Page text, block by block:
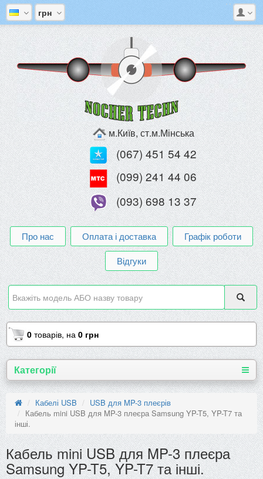
грн
м.Київ, ст.м.Мінська
(067) 451 54 42
(099) 241 44 06
(093) 698 13 37
Про нас Оплата і доставка
Графік роботи
Відгуки
0 товарів, на 0 грн
Категорії
Кабелі USB
USB для MP-3 плеєрів
Кабель mini USB для MP-3 плеєра Samsung YP-T5, YP-T7 та
інші.
Кабель mini USB для MP-3 плеєра
Samsung YP-T5, YP-T7 та інші.